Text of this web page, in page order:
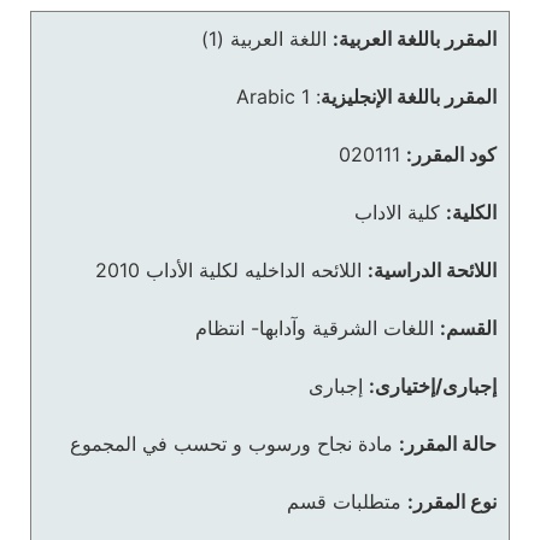
المقرر باللغة العربية: اللغة العربية (1)
المقرر باللغة الإنجليزية:
Arabic 1
كود المقرر: 020111
الكلية: كلية الاداب
اللائحة الدراسية: اللائحه الداخليه لكلية الأداب 2010
القسم: اللغات الشرقية وآدابها- انتظام
إجبارى/إختيارى: إجبارى
حالة المقرر: مادة نجاح ورسوب و تحسب في المجموع
نوع المقرر: متطلبات قسم